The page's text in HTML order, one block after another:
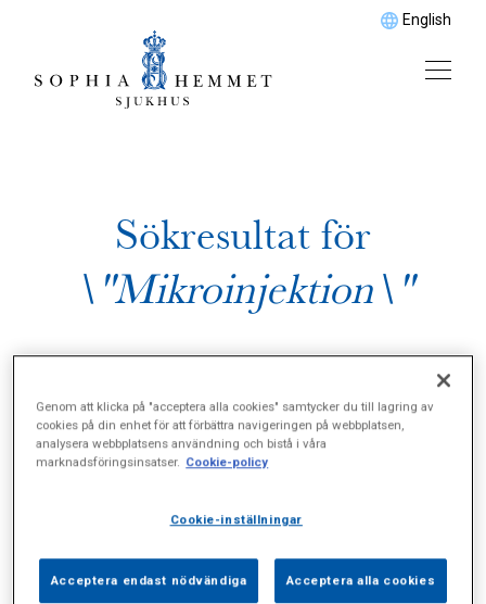
English
Sökresultat för
\"Mikroinjektion\"
Sidor (0) Press (0) Sophianytt (0)
Genom att klicka på "acceptera alla cookies" samtycker du till lagring av
cookies på din enhet för att förbättra navigeringen på webbplatsen,
analysera webbplatsens användning och bistå i våra
marknadsföringsinsatser. Cookie-policy
Cookie-inställningar
Acceptera endast nödvändiga Acceptera alla cookies